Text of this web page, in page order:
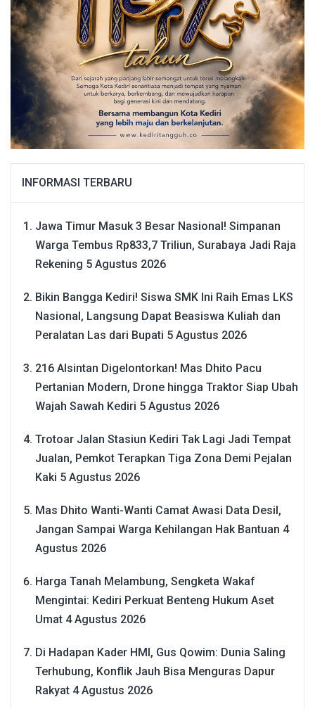
INFORMASI TERBARU
Jawa Timur Masuk 3 Besar Nasional! Simpanan
Warga Tembus Rp833,7 Triliun, Surabaya Jadi Raja
Rekening 5 Agustus 2026
Bikin Bangga Kediri! Siswa SMK Ini Raih Emas LKS
Nasional, Langsung Dapat Beasiswa Kuliah dan
Peralatan Las dari Bupati 5 Agustus 2026
216 Alsintan Digelontorkan! Mas Dhito Pacu
Pertanian Modern, Drone hingga Traktor Siap Ubah
Wajah Sawah Kediri 5 Agustus 2026
Trotoar Jalan Stasiun Kediri Tak Lagi Jadi Tempat
Jualan, Pemkot Terapkan Tiga Zona Demi Pejalan
Kaki 5 Agustus 2026
Mas Dhito Wanti-Wanti Camat Awasi Data Desil,
Jangan Sampai Warga Kehilangan Hak Bantuan 4
Agustus 2026
Harga Tanah Melambung, Sengketa Wakaf
Mengintai: Kediri Perkuat Benteng Hukum Aset
Umat 4 Agustus 2026
Di Hadapan Kader HMI, Gus Qowim: Dunia Saling
Terhubung, Konflik Jauh Bisa Menguras Dapur
Rakyat 4 Agustus 2026